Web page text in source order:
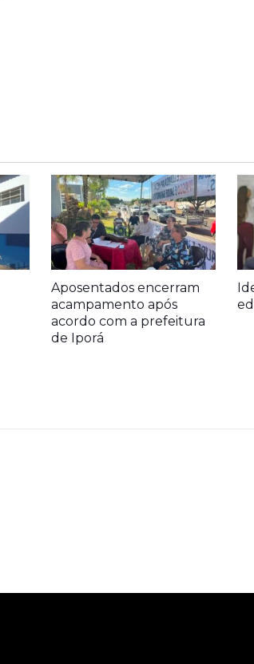
Aposentados encerram
acampamento após
acordo com a prefeitura
de Iporá